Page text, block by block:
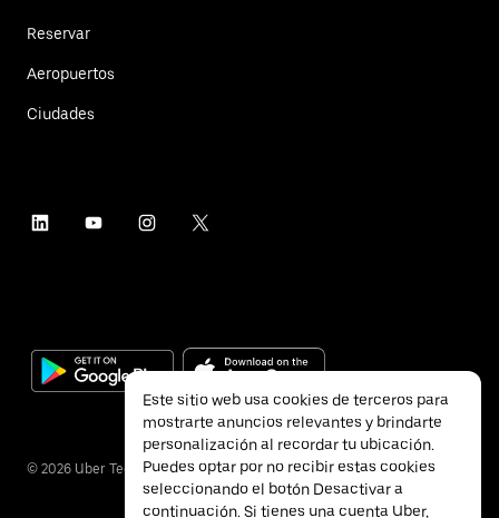
Reservar
Aeropuertos
Ciudades
© 2026 Uber Technologies Inc.
Este sitio web usa cookies de terceros para
mostrarte anuncios relevantes y brindarte
personalización al recordar tu ubicación.
Puedes optar por no recibir estas cookies
seleccionando el botón Desactivar a
continuación. Si tienes una cuenta Uber,